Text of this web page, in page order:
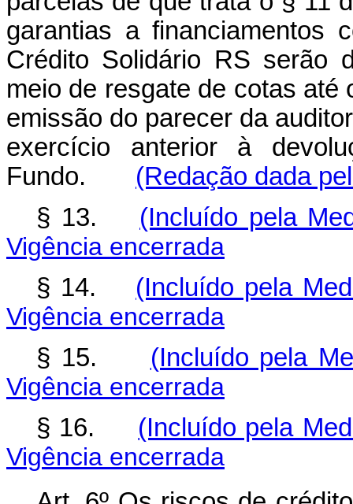
garantias a financiamentos
Crédito Solidário RS serão
meio de resgate de cotas até
emissão do parecer da
exercício anterior à
Fundo. (Redação dada
§ 13. (Incluído pela
Vigência encerrada
§ 14. (Incluído pela
Vigência encerrada
§ 15. (Incluído pela
Vigência encerrada
§ 16. (Incluído pela
Vigência encerrada